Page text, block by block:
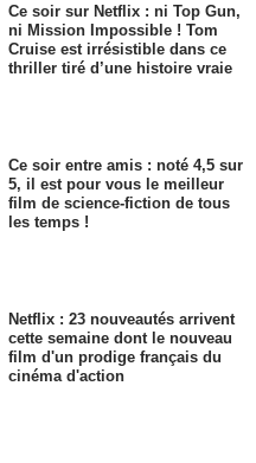
Ce soir sur Netflix : ni Top Gun,
ni Mission Impossible ! Tom
Cruise est irrésistible dans ce
thriller tiré d’une histoire vraie
Ce soir entre amis : noté 4,5 sur
5, il est pour vous le meilleur
film de science-fiction de tous
les temps !
Netflix : 23 nouveautés arrivent
cette semaine dont le nouveau
film d'un prodige français du
cinéma d'action